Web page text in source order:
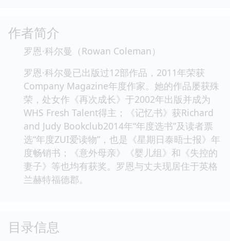
作者简介
罗恩·科尔曼（Rowan Coleman）
罗恩·科尔曼已出版过12部作品，2011年荣获
Company Magazine年度作家。她的作品屡获殊
荣，处女作《再次成长》于2002年出版并成为
WHS Fresh Talent得主；《记忆书》获Richard
and Judy Bookclub2014年“年度选书”及读者票
选“年度ZUI爱读物”，也是《星期日泰晤士报》年
度畅销书；《意外母亲》《婴儿组》和《失控的
妻子》等也均有获奖。罗恩与丈夫现居住于英格
兰赫特福德郡。
目录信息